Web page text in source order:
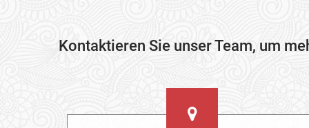
Kontaktieren Sie unser Team, um